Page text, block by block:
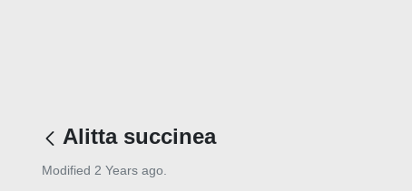
Alitta succinea
Modified 2 Years ago.